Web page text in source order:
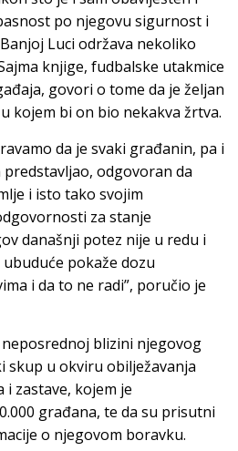
po njegovu sigurnost i
Luci održava nekoliko
knjige, fudbalske utakmice
govori o tome da je željan
kojem bi on bio nekakva žrtva.
da je svaki građanin, pa i
odgovoran da
i isto tako svojim
za stanje
današnji potez nije u redu i
pokaže dozu
i da to ne radi”, poručio je
blizini njegovog
skup u okviru obilježavanja
i zastave, kojem je
građana, te da su prisutni
o njegovom boravku.